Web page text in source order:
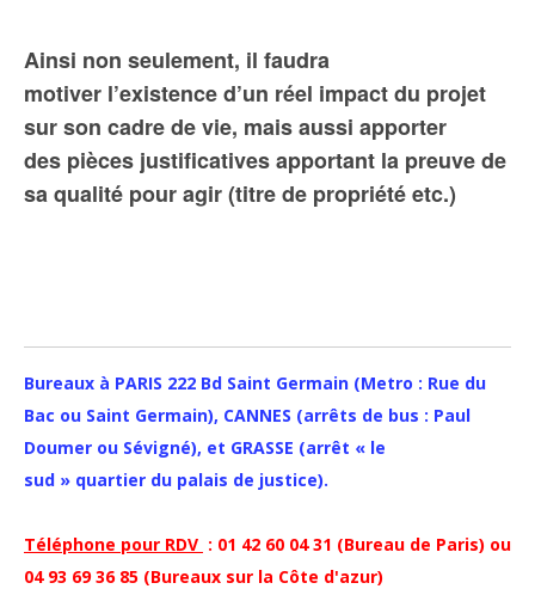
Ainsi non seulement, il faudra
motiver l’existence d’un réel impact du projet
sur son cadre de vie, mais aussi apporter
des pièces justificatives apportant la preuve de
sa qualité pour agir (titre de propriété etc.)
Bureaux à PARIS 222 Bd Saint Germain (Metro : Rue du
Bac ou Saint Germain), CANNES (arrêts de bus : Paul
Doumer ou Sévigné), et GRASSE (arrêt « le
sud » quartier du palais de justice).
Téléphone pour RDV : 01 42 60 04 31 (Bureau de Paris) ou
04 93 69 36 85 (Bureaux sur la Côte d'azur)